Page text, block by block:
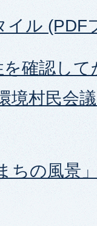
イル (PDF
確認し
境村民会
ちの風景